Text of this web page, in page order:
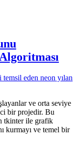
ve orta seviye
bir projedir. Bu
tkinter ile grafik
kurmayı ve temel bir